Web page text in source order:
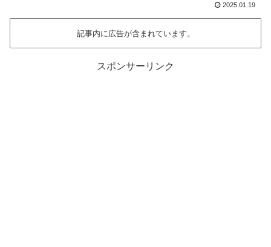
2025.01.19
記事内に広告が含まれています。
スポンサーリンク